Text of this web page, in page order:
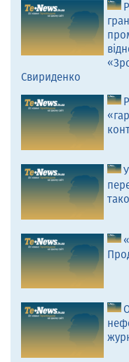
Свириденко